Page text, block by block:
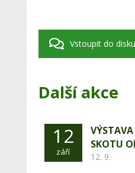
Vstoupit do
Další akce
12
září
SKOTU
12. 9.